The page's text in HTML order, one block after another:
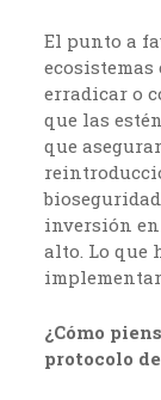
El punto a
ecosistemas
erradicar o
que las
que
inversión
alto. Lo que
¿Cómo
protocolo